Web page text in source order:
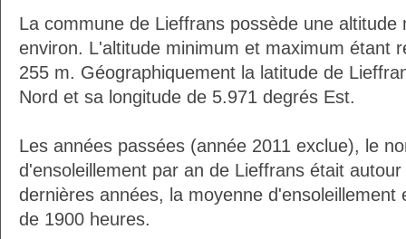
La commune de Lieffrans possède une
environ. L'altitude minimum et maximum étant
255 m. Géographiquement la latitude de
Nord et sa longitude de 5.971 degrés Est.
Les années passées (année 2011 exclue), le
d'ensoleillement par an de Lieffrans était
dernières années, la moyenne d'ensoleillement
de 1900 heures.